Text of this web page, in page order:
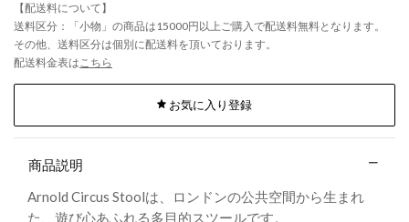
【配送料について】
送料区分：「小物」の商品は15000円以上ご購入で配送料無料となります。
その他、送料区分は個別に配送料を頂いております。
配送料金表はこちら
お気に入り登録
商品説明
Arnold Circus Stoolは、ロンドンの公共空間から生まれ
た、遊び心あふれる多目的スツールです。